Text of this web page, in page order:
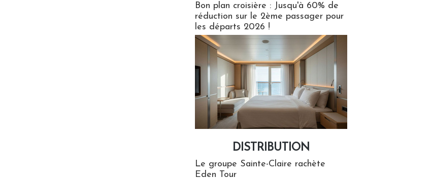
Bon plan croisière : Jusqu'à 60% de
réduction sur le 2ème passager pour
les départs 2026 !
DISTRIBUTION
Le groupe Sainte-Claire rachète
Eden Tour